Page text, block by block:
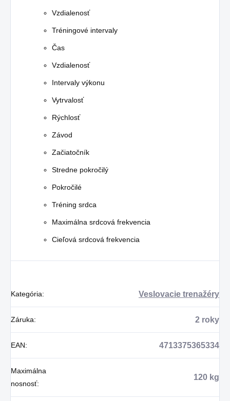
Vzdialenosť
Tréningové intervaly
Čas
Vzdialenosť
Intervaly výkonu
Vytrvalosť
Rýchlosť
Závod
Začiatočník
Stredne pokročilý
Pokročilé
Tréning srdca
Maximálna srdcová frekvencia
Cieľová srdcová frekvencia
Kategória: Veslovacie trenažéry
Záruka: 2 roky
EAN: 4713375365334
Maximálna
nosnosť:
120 kg